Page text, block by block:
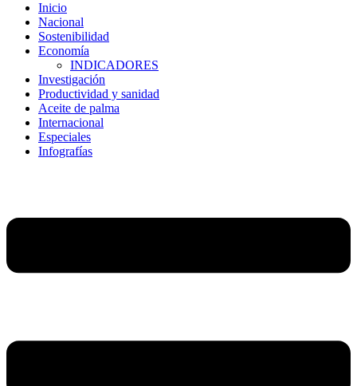
Inicio
Nacional
Sostenibilidad
Economía
INDICADORES
Investigación
Productividad y sanidad
Aceite de palma
Internacional
Especiales
Infografías